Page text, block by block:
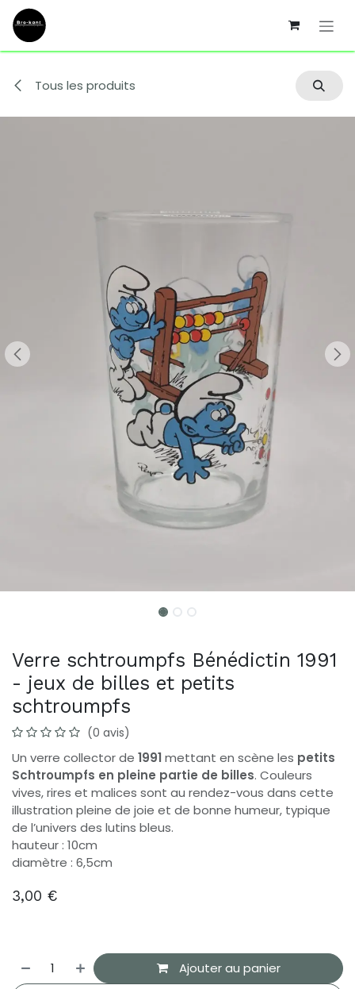
Se rendre au contenu
Tous les produits
Verre schtroumpfs Bénédictin 1991
- jeux de billes et petits
schtroumpfs
(0 avis)
Un verre collector de 1991mettant en scène les petits
Schtroumpfs en pleine partie de billes. Couleurs
vives, rires et malices sont au rendez-vous dans cette
illustration pleine de joie et de bonne humeur, typique
de l’univers des lutins bleus.
hauteur : 10cm
diamètre : 6,5cm
3,00 €
Ajouter au panier